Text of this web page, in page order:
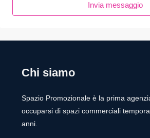
Invia messaggio
Chi siamo
Spazio Promozionale è la prima
occuparsi di spazi commerciali
anni.